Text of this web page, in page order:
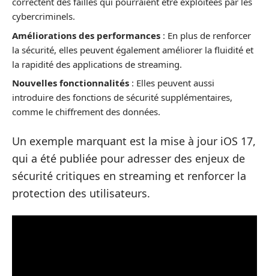
cybercriminels.
Améliorations des performances : En plus de renforcer
la sécurité, elles peuvent également améliorer la fluidité et
la rapidité des applications de streaming.
Nouvelles fonctionnalités : Elles peuvent aussi
introduire des fonctions de sécurité supplémentaires,
comme le chiffrement des données.
Un exemple marquant est la mise à jour iOS 17,
qui a été publiée pour adresser des enjeux de
sécurité critiques en streaming et renforcer la
protection des utilisateurs.